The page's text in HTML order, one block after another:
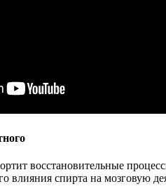
восстановительные
влияния спирта на мозговую